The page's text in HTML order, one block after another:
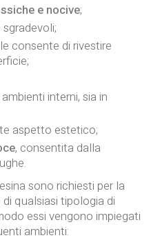
e nocive;
sgradevoli;
consente di rivestire
interni, sia in
aspetto estetico;
, consentita dalla
sono richiesti per la
qualsiasi tipologia di
essi vengono impiegati
ambienti: